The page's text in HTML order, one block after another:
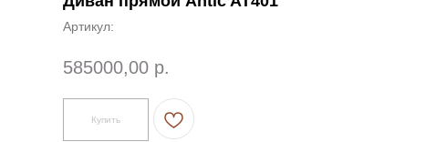
Артикул:
585000,00 р.
Купить